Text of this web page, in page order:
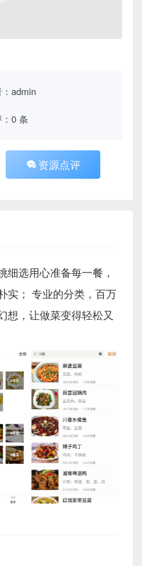
admin
0 条
资源点评
细选用心准备每一餐，
实； 专业的分类，百万
想，让做菜变得轻松又